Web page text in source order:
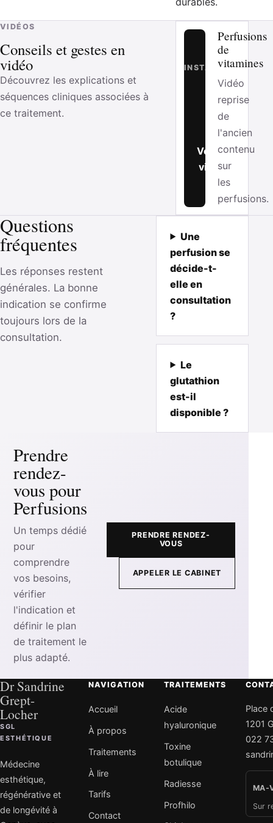
VIDÉOS
Conseils et gestes en
vidéo
Découvrez les explications et
séquences cliniques associées à
ce traitement.
INSTAGRAM
Voir la
vidéo
Perfusions
de
vitamines
Vidéo
reprise
de
l'ancien
contenu
sur
les
perfusions.
Questions
fréquentes
Les réponses restent
générales. La bonne
indication se confirme
toujours lors de la
consultation.
Une
perfusion se
décide-t-
elle en
consultation
?
Le
glutathion
est-il
disponible ?
Prendre
rendez-
vous pour
Perfusions
Un temps dédié
pour
comprendre
vos besoins,
vérifier
l'indication et
définir le plan
de traitement le
plus adapté.
PRENDRE RENDEZ-
VOUS
APPELER LE CABINET
Dr Sandrine
Grept-
Locher
SGL
ESTHÉTIQUE
Médecine
esthétique,
régénérative et
de longévité à
NAVIGATION
Accueil
À propos
Traitements
À lire
Tarifs
Contact
TRAITEMENTS
Acide
hyaluronique
Toxine
botulique
Radiesse
Profhilo
Place
1201
022
MA-
Sur